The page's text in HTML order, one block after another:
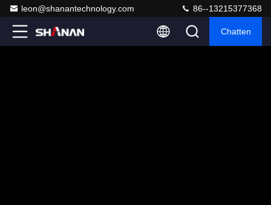
leon@shanantechnology.com 86--13215377368
Chatten